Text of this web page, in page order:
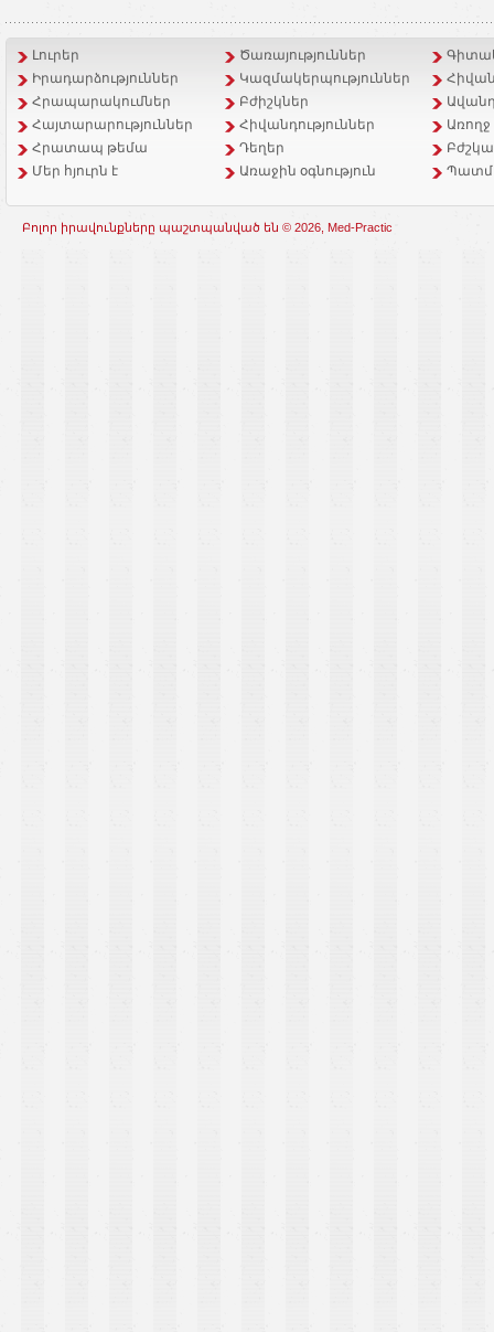
Լուրեր Ծառայություններ
Իրադարձություններ
Կազմակերպություններ
Հրապարակումներ
Բժիշկներ
Հայտարարություններ
Հիվանդություններ
Հրատապ թեմա
Դեղեր
Մեր հյուրն է
Առաջին օգնություն
Բոլոր իրավունքները պաշտպանված են © 2026, Med-Practic